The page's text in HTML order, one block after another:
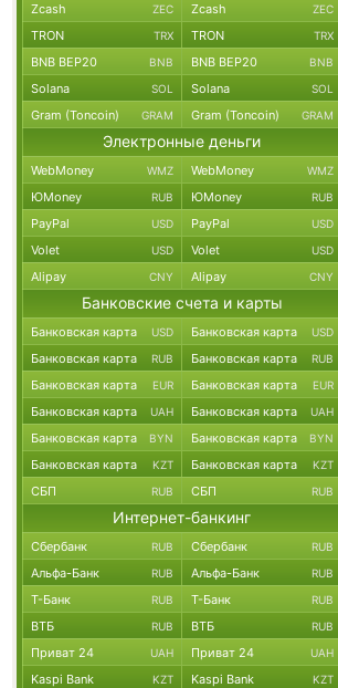
Zcash ZEC Zcash ZEC
TRON TRX TRON TRX
BNB BEP20 BNB BNB BEP20 BNB
Solana SOL Solana SOL
Gram (Toncoin) GRAM Gram (Toncoin) GRAM
Электронные деньги
WebMoney WMZ WebMoney WMZ
ЮMoney RUB ЮMoney RUB
PayPal USD PayPal USD
Volet USD Volet USD
Alipay CNY Alipay CNY
Банковские счета и карты
Банковская карта USD Банковская карта USD
Банковская карта RUB Банковская карта RUB
Банковская карта EUR Банковская карта EUR
Банковская карта UAH Банковская карта UAH
Банковская карта BYN Банковская карта BYN
Банковская карта KZT Банковская карта KZT
СБП RUB СБП RUB
Интернет-банкинг
Сбербанк RUB Сбербанк RUB
Альфа-Банк RUB Альфа-Банк RUB
Т-Банк RUB Т-Банк RUB
ВТБ RUB ВТБ RUB
Приват 24 UAH Приват 24 UAH
Kaspi Bank KZT Kaspi Bank KZT